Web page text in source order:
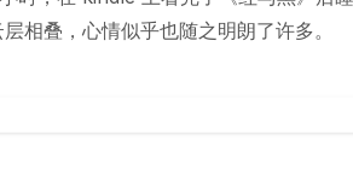
相叠，心情似乎也随之明朗了许多。